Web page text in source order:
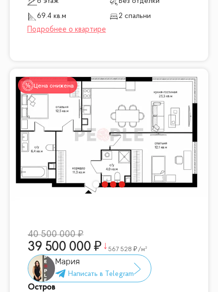
69.4 кв.м
2 спальни
Цена снижена
40 500 000
39 500 000 567 528 /м²
Мария
Остров